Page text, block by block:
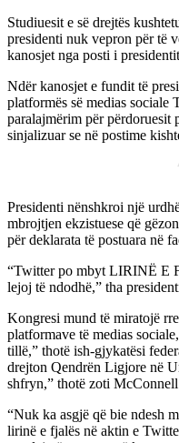
Studiuesit e së drejtës
presidenti nuk vepron për të
kanosjet nga posti i
Ndër kanosjet e fundit të
platformës së medias
paralajmërim për përdoruesit
sinjalizuar se në postime
Presidenti nënshkroi një
mbrojtjen ekzistuese që
për deklarata të postuara në
“Twitter po mbyt LIRINË E
lejoj të ndodhë,” tha
Kongresi mund të miratojë
platformave të medias
tillë,” thotë ish-gjykatësi
drejton Qendrën Ligjore në
shfryn,” thotë zoti
“Nuk ka asgjë që bie ndesh
lirinë e fjalës në aktin e